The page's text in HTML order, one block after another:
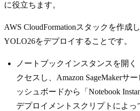
に役立ちます。
AWS CloudFormationスタックを作成
YOLO26をデプロイすることです。
ノートブックインスタンスを開
クセスし、Amazon SageMakerサ
ッシュボードから「Notebook
デプロイメントスクリプトによ